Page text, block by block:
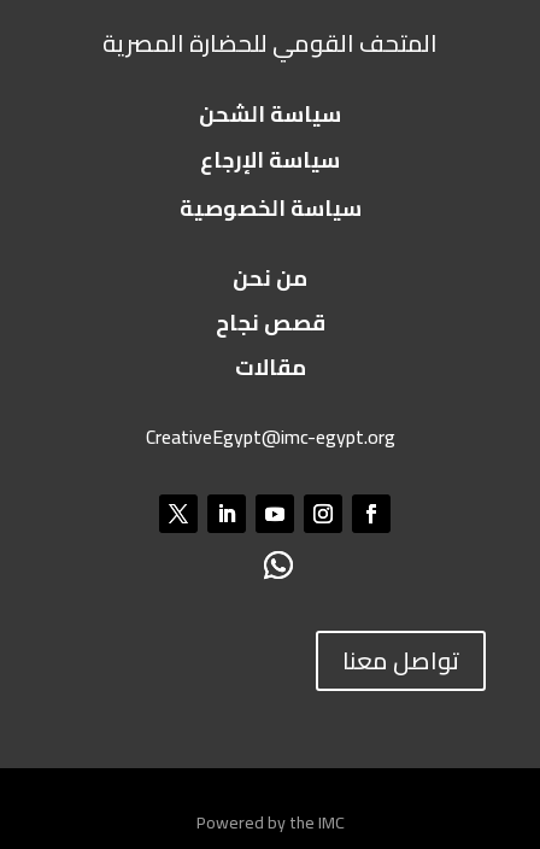
المتحف القومي للحضارة المصرية
سياسة الشحن
سياسة الإرجاع
سياسة الخصوصية
من نحن
قصص نجاح
مقالات
CreativeEgypt@imc-egypt.org
تواصل معنا
Powered by the IMC